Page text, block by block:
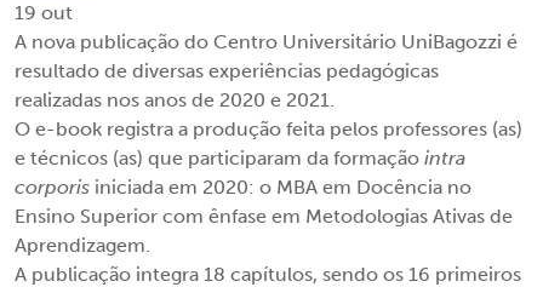
19 out
A nova publicação do Centro Universitário UniBagozzi é
resultado de diversas experiências pedagógicas
realizadas nos anos de 2020 e 2021.
O e-book registra a produção feita pelos professores (as)
e técnicos (as) que participaram da formação intra
corporis iniciada em 2020: o MBA em Docência no
Ensino Superior com ênfase em Metodologias Ativas de
Aprendizagem.
A publicação integra 18 capítulos, sendo os 16 primeiros